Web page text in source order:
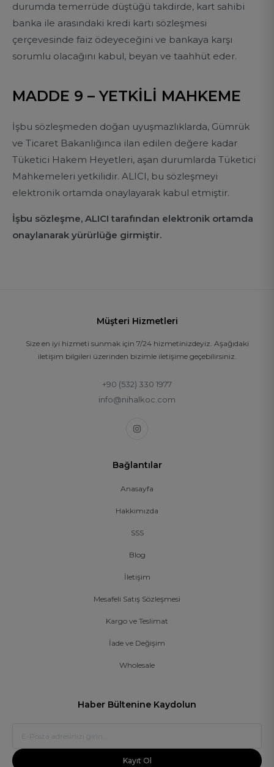
durumda temerrüde düştüğü takdirde, kart sahibi
banka ile arasındaki kredi kartı sözleşmesi
çerçevesinde faiz ödeyeceğini ve bankaya karşı
sorumlu olacağını kabul, beyan ve taahhüt eder.
MADDE 9 – YETKİLİ MAHKEME
İşbu sözleşmeden doğan uyuşmazlıklarda, Gümrük
ve Ticaret Bakanlığınca ilan edilen değere kadar
Tüketici Hakem Heyetleri, aşan durumlarda Tüketici
Mahkemeleri yetkilidir. ALICI, bu sözleşmeyi
elektronik ortamda onaylayarak kabul etmiştir.
İşbu sözleşme, ALICI tarafından elektronik ortamda
onaylanarak yürürlüğe girmiştir.
Müşteri Hizmetleri
Size en iyi hizmeti sunmak için 7/24 hizmetinizdeyiz. Aşağıdaki
iletişim bilgileri üzerinden bizimle iletişime geçebilirsiniz.
+90 (532) 330 1977
info@nihalkoc.com
Bağlantılar
Anasayfa
Hakkımızda
SSS
Blog
İletişim
Mesafeli Satış Sözleşmesi
Kargo ve Teslimat
İade ve Değişim
Wholesale
Haber Bültenine Kaydolun
Kayıt Ol